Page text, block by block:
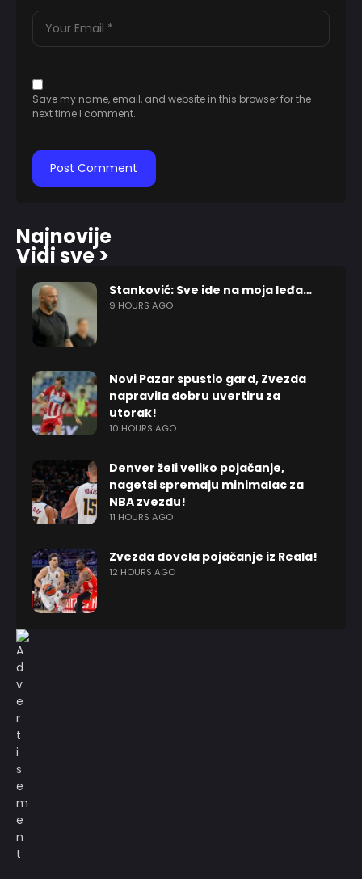
Save my name, email, and website in this browser for the
next time I comment.
Najnovije
Vidi sve >
Stanković: Sve ide na moja leđa…
9 HOURS AGO
Novi Pazar spustio gard, Zvezda
napravila dobru uvertiru za
utorak!
10 HOURS AGO
Denver želi veliko pojačanje,
nagetsi spremaju minimalac za
NBA zvezdu!
11 HOURS AGO
Zvezda dovela pojačanje iz Reala!
12 HOURS AGO